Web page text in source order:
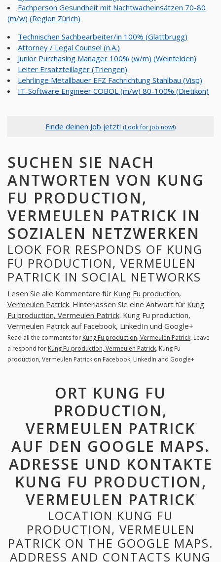
Fachperson Gesundheit mit Nachtwacheinsätzen 70-80
(m/w) (Region Zürich)
Technischen Sachbearbeiter/in 100% (Glattbrugg)
Attorney / Legal Counsel (n.A.)
Junior Purchasing Manager 100% (w/m) (Weinfelden)
Leiter Ersatzteillager (Triengen)
Lehrlinge Metallbauer EFZ Fachrichtung Stahlbau (Visp)
IT-Software Engineer COBOL (m/w) 80-100% (Dietikon)
Finde deinen Job jetzt! (Look for job now!)
SUCHEN SIE NACH
ANTWORTEN VON KUNG
FU PRODUCTION,
VERMEULEN PATRICK IN
SOZIALEN NETZWERKEN
LOOK FOR RESPONDS OF KUNG
FU PRODUCTION, VERMEULEN
PATRICK IN SOCIAL NETWORKS
Lesen Sie alle Kommentare für Kung Fu production,
Vermeulen Patrick. Hinterlassen Sie eine Antwort für Kung
Fu production, Vermeulen Patrick. Kung Fu production,
Vermeulen Patrick auf Facebook, LinkedIn und Google+
Read all the comments for Kung Fu production, Vermeulen Patrick. Leave
a respond for Kung Fu production, Vermeulen Patrick. Kung Fu
production, Vermeulen Patrick on Facebook, LinkedIn and Google+
ORT KUNG FU
PRODUCTION,
VERMEULEN PATRICK
AUF DEN GOOGLE MAPS.
ADRESSE UND KONTAKTE
KUNG FU PRODUCTION,
VERMEULEN PATRICK
LOCATION KUNG FU
PRODUCTION, VERMEULEN
PATRICK ON THE GOOGLE MAPS.
ADDRESS AND CONTACTS KUNG